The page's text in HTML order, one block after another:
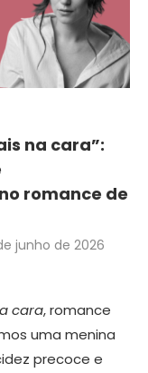
na cara”:
romance de
junho de 2026
cara, romance
uma menina
precoce e